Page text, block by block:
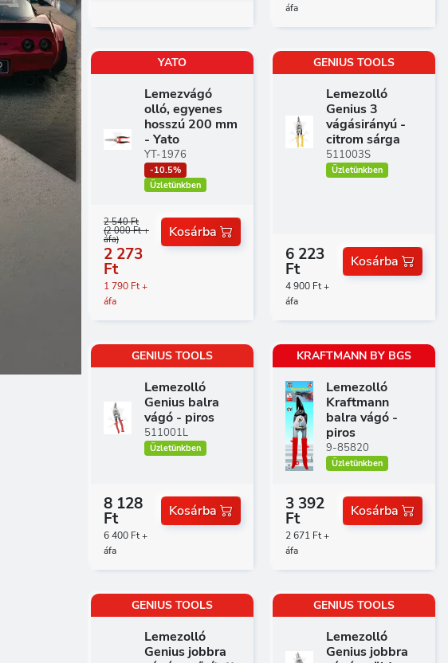
áfa
YATO
Lemezvágó
olló, egyenes
hosszú 200 mm
- Yato
YT-1976
-10.5%
Üzletünkben
2 540 Ft
(2 000 Ft +
áfa)
2 273
Ft
1 790 Ft +
áfa
Kosárba
GENIUS TOOLS
Lemezolló
Genius 3
vágásirányú -
citrom sárga
511003S
Üzletünkben
6 223
Ft
4 900 Ft +
áfa
Kosárba
GENIUS TOOLS
Lemezolló
Genius balra
vágó - piros
511001L
Üzletünkben
8 128
Ft
6 400 Ft +
áfa
Kosárba
KRAFTMANN BY BGS
Lemezolló
Kraftmann
balra vágó -
piros
9-85820
Üzletünkben
3 392
Ft
2 671 Ft +
áfa
Kosárba
GENIUS TOOLS
Lemezolló
Genius jobbra
GENIUS TOOLS
Lemezolló
Genius jobbra